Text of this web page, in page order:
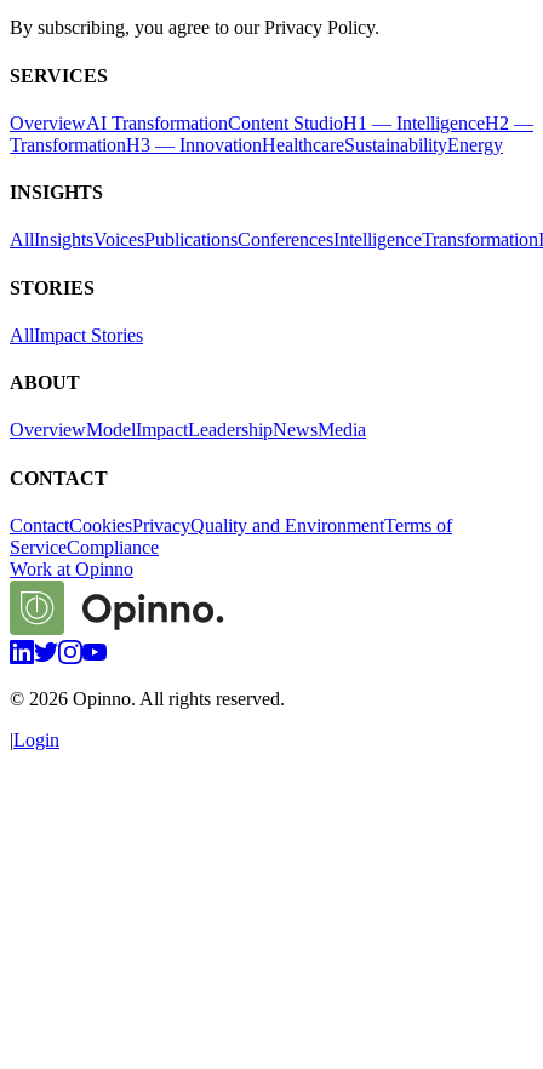
By subscribing, you agree to our Privacy Policy.
SERVICES
OverviewAI TransformationContent StudioH1 — IntelligenceH2 —
TransformationH3 — InnovationHealthcareSustainabilityEnergy
INSIGHTS
AllInsightsVoicesPublicationsConferencesIntelligenceTransformation
STORIES
AllImpact Stories
ABOUT
OverviewModelImpactLeadershipNewsMedia
CONTACT
ContactCookiesPrivacyQuality and EnvironmentTerms of
ServiceCompliance
Work at Opinno
© 2026 Opinno. All rights reserved.
|Login